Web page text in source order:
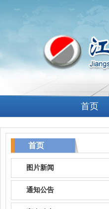
首页
首页
图片新闻
通知公告